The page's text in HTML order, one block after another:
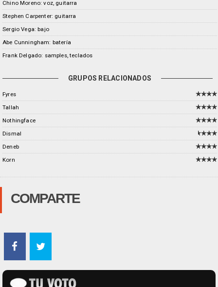
Chino Moreno: voz, guitarra
Stephen Carpenter: guitarra
Sergio Vega: bajo
Abe Cunningham: batería
Frank Delgado: samples, teclados
GRUPOS RELACIONADOS
Fyres
Tallah
Nothingface
Dismal
Deneb
Korn
COMPARTE